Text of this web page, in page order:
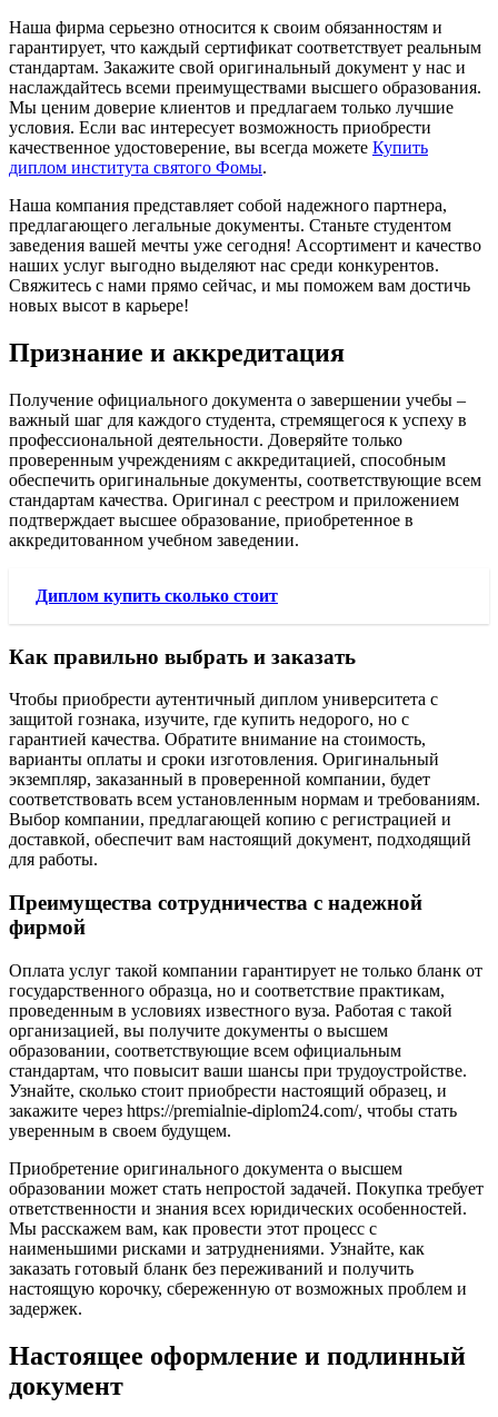
Наша фирма серьезно относится к своим обязанностям и
гарантирует, что каждый сертификат соответствует реальным
стандартам. Закажите свой оригинальный документ у нас и
наслаждайтесь всеми преимуществами высшего образования.
Мы ценим доверие клиентов и предлагаем только лучшие
условия. Если вас интересует возможность приобрести
качественное удостоверение, вы всегда можете Купить
диплом института святого Фомы.
Наша компания представляет собой надежного партнера,
предлагающего легальные документы. Станьте студентом
заведения вашей мечты уже сегодня! Ассортимент и качество
наших услуг выгодно выделяют нас среди конкурентов.
Свяжитесь с нами прямо сейчас, и мы поможем вам достичь
новых высот в карьере!
Признание и аккредитация
Получение официального документа о завершении учебы –
важный шаг для каждого студента, стремящегося к успеху в
профессиональной деятельности. Доверяйте только
проверенным учреждениям с аккредитацией, способным
обеспечить оригинальные документы, соответствующие всем
стандартам качества. Оригинал с реестром и приложением
подтверждает высшее образование, приобретенное в
аккредитованном учебном заведении.
Диплом купить сколько стоит
Как правильно выбрать и заказать
Чтобы приобрести аутентичный диплом университета с
защитой гознака, изучите, где купить недорого, но с
гарантией качества. Обратите внимание на стоимость,
варианты оплаты и сроки изготовления. Оригинальный
экземпляр, заказанный в проверенной компании, будет
соответствовать всем установленным нормам и требованиям.
Выбор компании, предлагающей копию с регистрацией и
доставкой, обеспечит вам настоящий документ, подходящий
для работы.
Преимущества сотрудничества с надежной
фирмой
Оплата услуг такой компании гарантирует не только бланк от
государственного образца, но и соответствие практикам,
проведенным в условиях известного вуза. Работая с такой
организацией, вы получите документы о высшем
образовании, соответствующие всем официальным
стандартам, что повысит ваши шансы при трудоустройстве.
Узнайте, сколько стоит приобрести настоящий образец, и
закажите через https://premialnie-diplom24.com/, чтобы стать
уверенным в своем будущем.
Приобретение оригинального документа о высшем
образовании может стать непростой задачей. Покупка требует
ответственности и знания всех юридических особенностей.
Мы расскажем вам, как провести этот процесс с
наименьшими рисками и затруднениями. Узнайте, как
заказать готовый бланк без переживаний и получить
настоящую корочку, сбереженную от возможных проблем и
задержек.
Настоящее оформление и подлинный
документ